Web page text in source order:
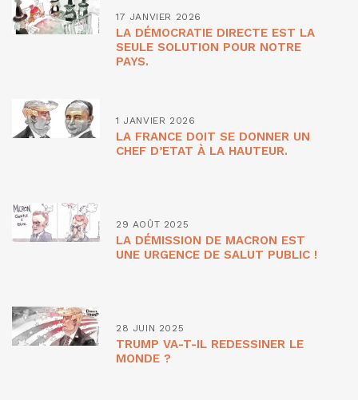
17 JANVIER 2026
LA DÉMOCRATIE DIRECTE EST LA
SEULE SOLUTION POUR NOTRE
PAYS.
1 JANVIER 2026
LA FRANCE DOIT SE DONNER UN
CHEF D’ETAT À LA HAUTEUR.
29 AOÛT 2025
LA DÉMISSION DE MACRON EST
UNE URGENCE DE SALUT PUBLIC !
28 JUIN 2025
TRUMP VA-T-IL REDESSINER LE
MONDE ?